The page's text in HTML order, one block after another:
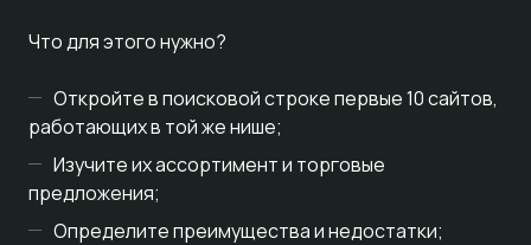
Что для этого нужно?
Откройте в поисковой строке первые 10 сайтов,
работающих в той же нише;
Изучите их ассортимент и торговые
предложения;
Определите преимущества и недостатки;